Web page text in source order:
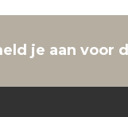
je aan voor